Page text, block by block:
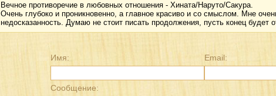
Вечное противоречие в любовных отношения - Хината/Наруто/Сакура.
Очень глубоко и проникновенно, а главное красиво и со смыслом. Мне
недосказанность. Думаю не стоит писать продолжения, пусть конец будет
Имя: Email:
Сообщение: